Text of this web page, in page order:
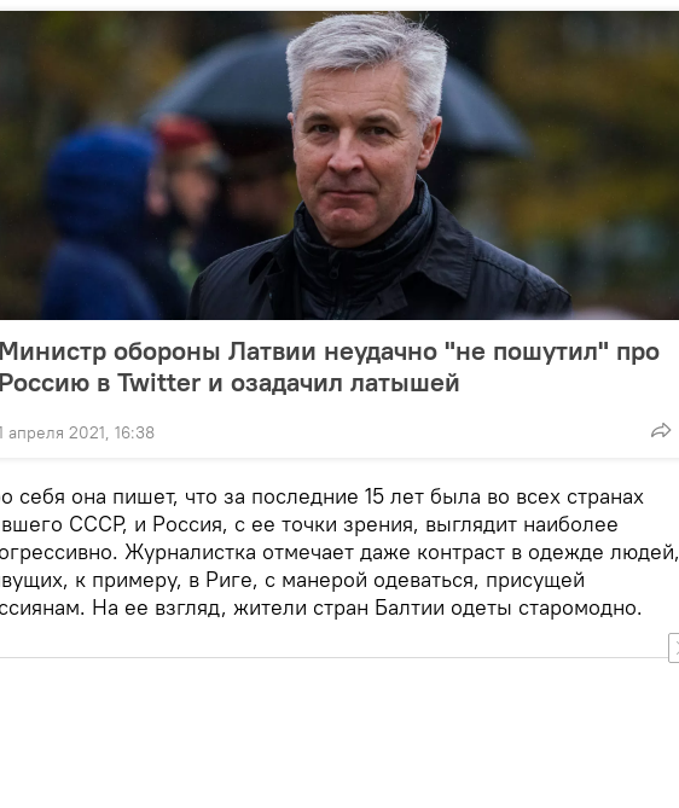
Министр обороны Латвии неудачно "не пошутил" про
Россию в Twitter и озадачил латышей
апреля 2021, 16:38
себя она пишет, что за последние 15 лет была во всех странах
СССР, и Россия, с ее точки зрения, выглядит наиболее
Журналистка отмечает даже контраст в одежде людей,
к примеру, в Риге, с манерой одеваться, присущей
На ее взгляд, жители стран Балтии одеты старомодно.